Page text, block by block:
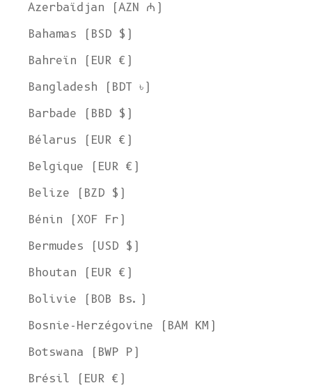
Azerbaïdjan (AZN ₼)
Bahamas (BSD $)
Bahreïn (EUR €)
Bangladesh (BDT ৳)
Barbade (BBD $)
Bélarus (EUR €)
Belgique (EUR €)
Belize (BZD $)
Bénin (XOF Fr)
Bermudes (USD $)
Bhoutan (EUR €)
Bolivie (BOB Bs.)
Bosnie-Herzégovine (BAM КМ)
Botswana (BWP P)
Brésil (EUR €)